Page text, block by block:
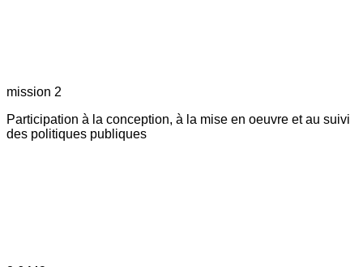
mission 2
Participation à la conception, à la mise en oeuvre et au suivi
des politiques publiques